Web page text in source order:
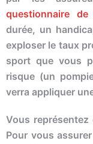
questionnaire de
durée, un
exploser le taux
sport que vous
risque (un
verra appliquer
Vous
Pour vousassur